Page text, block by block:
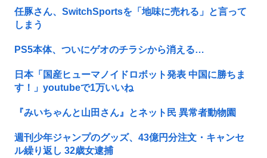
任豚さん、SwitchSportsを「地味に売れる」と言って
しまう
PS5本体、ついにゲオのチラシから消える…
日本「国産ヒューマノイドロボット発表 中国に勝ちま
す！」youtubeで1万いいね
『みいちゃんと山田さん』とネット民 異常者動物園
週刊少年ジャンプのグッズ、43億円分注文・キャンセ
ル繰り返し 32歳女逮捕